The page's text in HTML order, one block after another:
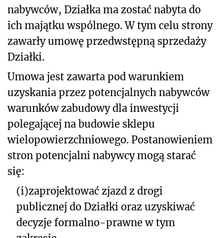
nabywców, Działka ma zostać nabyta do
ich majątku wspólnego. W tym celu strony
zawarły umowę przedwstępną sprzedaży
Działki.
Umowa jest zawarta pod warunkiem
uzyskania przez potencjalnych nabywców
warunków zabudowy dla inwestycji
polegającej na budowie sklepu
wielopowierzchniowego. Postanowieniem
stron potencjalni nabywcy mogą starać
się:
(i)zaprojektować zjazd z drogi
publicznej do Działki oraz uzyskiwać
decyzje formalno-prawne w tym